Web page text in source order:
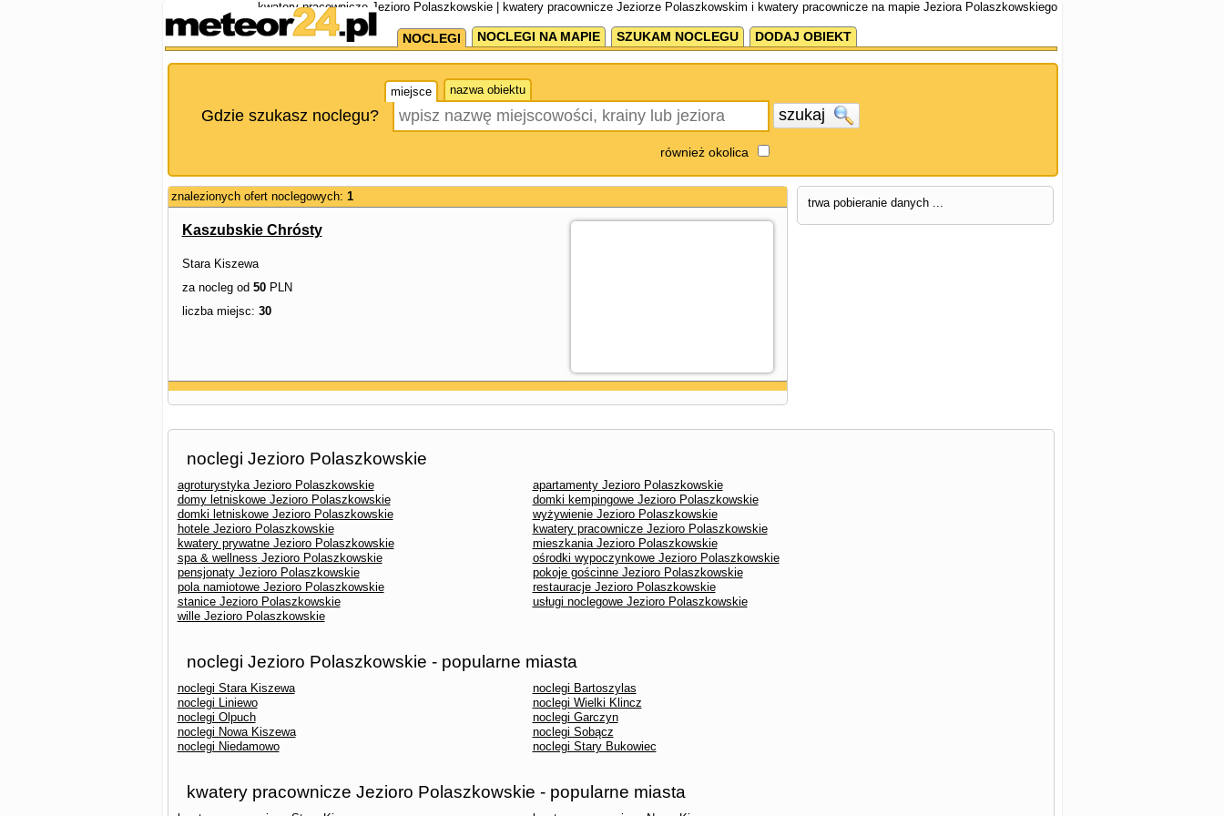
kwatery pracownicze Jezioro Polaszkowskie | kwatery pracownicze Jeziorze Polaszkowskim i kwatery pracownicze na mapie Jeziora Polaszkowskiego
NOCLEGI NOCLEGI NA MAPIE SZUKAM NOCLEGU DODAJ OBIEKT
miejsce nazwa obiektu
Gdzie szukasz noclegu? szukaj
również okolica
znalezionych ofert noclegowych: 1
Kaszubskie Chrósty
Stara Kiszewa
za nocleg od 50PLN
liczba miejsc: 30
trwa pobieranie danych ...
noclegi Jezioro Polaszkowskie
agroturystyka Jezioro Polaszkowskie
apartamenty Jezioro Polaszkowskie
domy letniskowe Jezioro Polaszkowskie
domki kempingowe Jezioro Polaszkowskie
domki letniskowe Jezioro Polaszkowskie
wyżywienie Jezioro Polaszkowskie
hotele Jezioro Polaszkowskie
kwatery pracownicze Jezioro Polaszkowskie
kwatery prywatne Jezioro Polaszkowskie
mieszkania Jezioro Polaszkowskie
spa & wellness Jezioro Polaszkowskie
ośrodki wypoczynkowe Jezioro Polaszkowskie
pensjonaty Jezioro Polaszkowskie
pokoje gościnne Jezioro Polaszkowskie
pola namiotowe Jezioro Polaszkowskie
restauracje Jezioro Polaszkowskie
stanice Jezioro Polaszkowskie
usługi noclegowe Jezioro Polaszkowskie
wille Jezioro Polaszkowskie
noclegi Jezioro Polaszkowskie - popularne miasta
noclegi Stara Kiszewa
noclegi Bartoszylas
noclegi Liniewo
noclegi Wielki Klincz
noclegi Olpuch
noclegi Garczyn
noclegi Nowa Kiszewa
noclegi Sobącz
noclegi Niedamowo
noclegi Stary Bukowiec
kwatery pracownicze Jezioro Polaszkowskie - popularne miasta